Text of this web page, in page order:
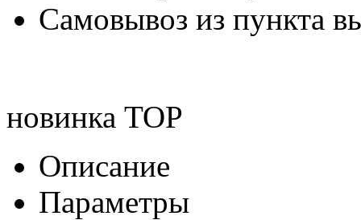
Самовывоз из пункта
новинка TOP
Описание
Параметры